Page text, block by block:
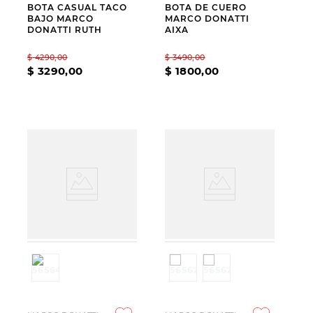
BOTA CASUAL TACO
BAJO MARCO
DONATTI RUTH
$ 4290,00
$ 3290,00
BOTA DE CUERO
MARCO DONATTI
AIXA
$ 3490,00
$ 1800,00